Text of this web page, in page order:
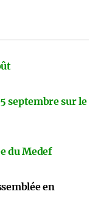
septembre sur le
du Medef
en